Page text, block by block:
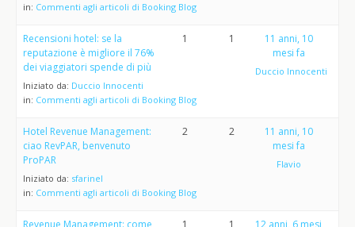
in: Commenti agli articoli di Booking Blog
Recensioni hotel: se la
reputazione è migliore il 76%
dei viaggiatori spende di più
Iniziato da: Duccio Innocenti
in: Commenti agli articoli di Booking Blog
1 1
11 anni, 10
mesi fa
Duccio Innocenti
Hotel Revenue Management:
ciao RevPAR, benvenuto
ProPAR
Iniziato da: sfarinel
in: Commenti agli articoli di Booking Blog
2 2
11 anni, 10
mesi fa
Flavio
Revenue Management: come
1 1
12 anni, 6 mesi